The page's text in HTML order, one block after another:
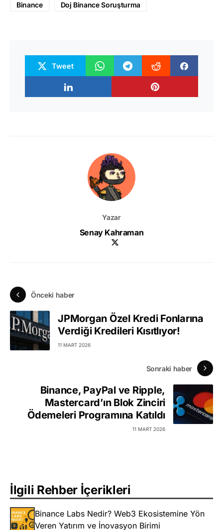
Binance Doj Binance Soruşturma
Tweet
Yazar
Senay Kahraman
Önceki haber
JPMorgan Özel Kredi Fonlarına
Verdiği Kredileri Kısıtlıyor!
11 MART 2026
Sonraki haber
Binance, PayPal ve Ripple,
Mastercard’ın Blok Zinciri
Ödemeleri Programına Katıldı
11 MART 2026
İlgili Rehber İçerikleri
Binance Labs Nedir? Web3 Ekosistemine Yön
Veren Yatırım ve İnovasyon Birimi